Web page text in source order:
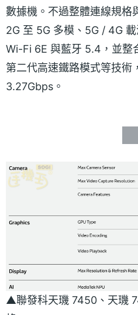
數據機。不過整體連線規格
2G 至 5G 多模、5G / 4G
Wi-Fi 6E 與藍牙 5.4，並
第二代高速鐵路模式等技術
3.27Gbps。
▲聯發科天璣 7450、天璣